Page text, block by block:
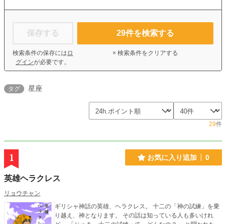
保存する
検索条件の保存には ロ
グインが必要です。
29件を検索する
× 検索条件をクリアする
タグ 星座
29件
1 お気に入り追加 0
英雄ヘラクレス
リョウチャン
ギリシャ神話の英雄、ヘラクレス。 十二の「神の試練」を乗
り越え、神となります。 その話は知っている人も多いけれ